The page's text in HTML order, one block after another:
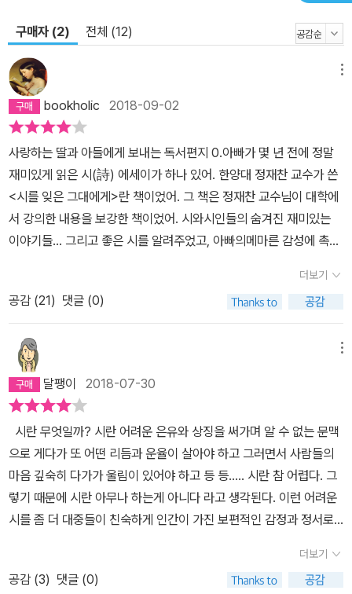
저자의 글쓰기 가운데 오직 일관된 것이 있다면, 아마도 시와 인간에
대한 사랑일 것이다. 별들은 게서 걸음을 멈췄다. 정착할 만한 곳을 드
디어 찾았으니까. 오순도순 착하게 사는 사람들, 그들이 모인 마을에
별이 많은 까닭이 거기에 있다. 그런 사람들은 자신을 돌아보고 이웃
을 돌보고 밤하늘을 본다. 그래서 도종환 시인은 단언하는 것이다. 별
이 많이 뜨는 이유는 착하게 살아서라고, 사람들이 순하게 살면 별이
많이 뜬다고. 꼭 시인이 모여 살지 않아도 그런 사람들이 많이 모인 마
을이 시인의 마을일 것이다. 시인이 간절히 노래하고 그리고 싶었던
그런 마을이었을 것이다. 정태춘이 노래하고, 곽재구가 기다리고, 이
철수가 별을 그리고, 도종환이 시를 짓는 마을이 아마도 그러할 것이
다. - <시인의 마을> 중에서
구매자 (2) 전체 (12)
bookholic 2018-09-02
사랑하는 딸과 아들에게 보내는 독서편지 0.아빠가 몇 년 전에 정말
재미있게 읽은 시(詩) 에세이가 하나 있어. 한양대 정재찬 교수가 쓴
<시를 잊은 그대에게>란 책이었어. 그 책은 정재찬 교수님이 대학에
서 강의한 내용을 보강한 책이었어. 시와시인들의 숨겨진 재미있는
이야기들… 그리고 좋은 시를 알려주었고, 아빠의메마른 감성에 촉촉
이었어. 그 책을 읽고 나서 선물할 일이 있거나 누군가 책을 추천해달
라고 하면 한동안 이 책을 선물하거나 추천을 해주었는데 이 책을 이
들을 읽은 이들은 모두 너무 좋았다는 회신을 주었단다.그야말로 시
를 잊는 아빠에게 시에 관심을 갖게 해주었던 책이야. 최근에는 <시
를 잊은 그대에게>라는 드라마도 하더구나. 아빠가 그 드라마를 보지
는 않았지만, 이 책과 연관이 있겠지. 그런 정재찬 교수님의 그 다음
책 <그대를 듣는다>라는 책을 이번에 읽었단다. 첫 번째 책 <시를 잊
은 그대에게>가 너무 좋아서, 두 번째 책에 대한 기대감이 너무 커서
그 기대치까지는 조금 미치지 못했지만,다시 한번 아빠의 영혼에 촉
촉한 비를 내렸단다. 1.=========================
===========(28)사랑이란 두 개의 심장을가까이 포개는 거
다. 두근거리며 안았을 때, 안긴 그의 두근거리는심장이 느껴질 대 우
리의 심장은 더 두근거리게 된다. 둘의 가슴이 하나로 합쳐지면서 엄
청난 파동이 일어나는것이다. 그 파동은 13억 광년 떨어진 곳에서 블
더보기
공감 (21) 댓글 (0)
달팽이 2018-07-30
시란 무엇일까? 시란 어려운 은유와 상징을 써가며 알 수 없는 문맥
으로 게다가 또 어떤 리듬과 운율이 살아야 하고 그러면서 사람들의
마음 깊숙히 다가가 울림이 있어야 하고 등 등..... 시란 참 어렵다. 그
렇기 때문에 시란 아무나 하는게 아니다 라고 생각된다. 이런 어려운
시를 좀 더 대중들이 친숙하게 인간이 가진 보편적인 감정과 정서로
더욱 깊은 마음의 지층을 건드리기 때문일 것이다. 시가 대상으로 하
는 것도 여러 가지다. 누구나 꿈꾸는 설레임의 사랑... 누구나 언젠가
더보기
공감 (3) 댓글 (0)